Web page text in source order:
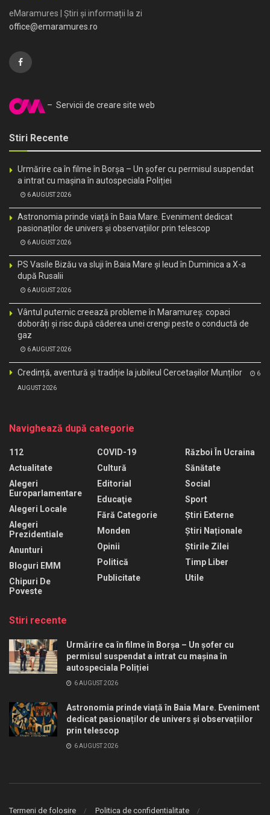
eMaramures | Știri și informații la zi
office@emaramures.ro
– Servicii de creare site web
Stiri Recente
Urmărire ca în filme în Borșa – Un șofer cu permisul suspendat
a intrat cu mașina în autospeciala Poliției
6 AUGUST 2026
Astronomia prinde viață în Baia Mare. Eveniment dedicat
pasionaților de univers și observațiilor prin telescop
6 AUGUST 2026
PS Vasile Bizău va sluji în Baia Mare și Ieud în Duminica a X-a
după Rusalii
6 AUGUST 2026
Vântul puternic creează probleme în Maramureș: copaci
doborâți și risc după căderea unei crengi peste o conductă de
gaz
6 AUGUST 2026
Credință, aventură și tradiție la jubileul Cercetașilor Munților 6
AUGUST 2026
Navighează după categorie
112
Actualitate
Alegeri
Europarlamentare
Alegeri Locale
Alegeri
Prezidentiale
Anunturi
Bloguri EMM
Chipuri De
Poveste
COVID-19
Cultură
Editorial
Educaţie
Fără Categorie
Monden
Opinii
Politică
Publicitate
Război În Ucraina
Sănătate
Social
Sport
Știri Externe
Știri Naționale
Știrile Zilei
Timp Liber
Utile
Stiri recente
Urmărire ca în filme în Borșa – Un șofer cu
permisul suspendat a intrat cu mașina în
autospeciala Poliției
6 AUGUST 2026
Astronomia prinde viață în Baia Mare. Eveniment
dedicat pasionaților de univers și observațiilor
prin telescop
6 AUGUST 2026
Termeni de folosire Politica de confidentialitate